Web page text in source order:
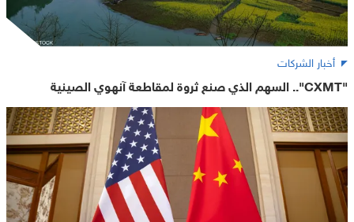
أخبار الشركات
"CXMT".. السهم الذي صنع ثروة لمقاطعة آنهوي الصينية